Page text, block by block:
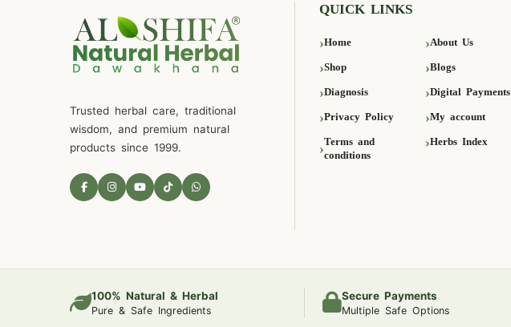
Trusted herbal care, traditional
wisdom, and premium natural
products since 1999.
QUICK LINKS
Home About Us
Shop Blogs
Diagnosis Digital Payments
Privacy Policy My account
Terms and
conditions
Herbs Index
100% Natural & Herbal
Pure & Safe Ingredients
Secure Payments
Multiple Safe Options